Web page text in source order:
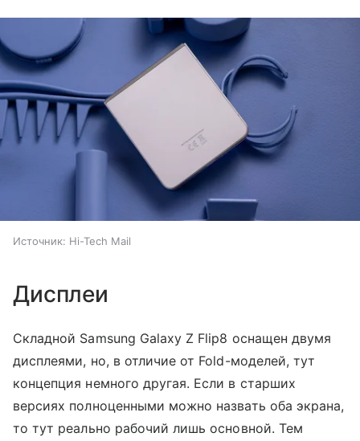
Источник: Hi-Tech Mail
Дисплеи
Складной Samsung Galaxy Z Flip8 оснащен двумя
дисплеями, но, в отличие от Fold-моделей, тут
концепция немного другая. Если в старших
версиях полноценными можно назвать оба экрана,
то тут реально рабочий лишь основной. Тем